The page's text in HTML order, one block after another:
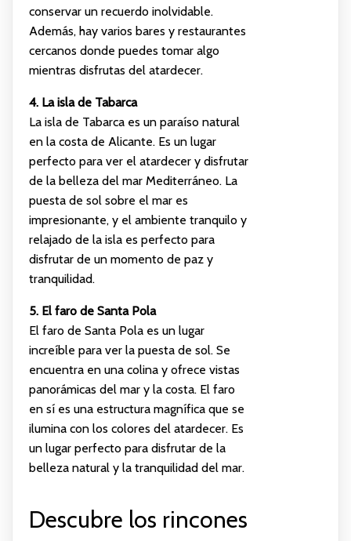
conservar un recuerdo inolvidable.
Además, hay varios bares y restaurantes
cercanos donde puedes tomar algo
mientras disfrutas del atardecer.
4. La isla de Tabarca
La isla de Tabarca es un paraíso natural
en la costa de Alicante. Es un lugar
perfecto para ver el atardecer y disfrutar
de la belleza del mar Mediterráneo. La
puesta de sol sobre el mar es
impresionante, y el ambiente tranquilo y
relajado de la isla es perfecto para
disfrutar de un momento de paz y
tranquilidad.
5. El faro de Santa Pola
El faro de Santa Pola es un lugar
increíble para ver la puesta de sol. Se
encuentra en una colina y ofrece vistas
panorámicas del mar y la costa. El faro
en sí es una estructura magnífica que se
ilumina con los colores del atardecer. Es
un lugar perfecto para disfrutar de la
belleza natural y la tranquilidad del mar.
Descubre los rincones